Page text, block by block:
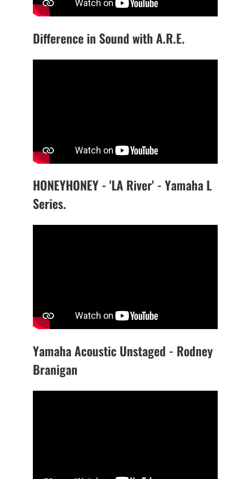
Difference in Sound with A.R.E.
HONEYHONEY - 'LA River' - Yamaha L
Series.
Yamaha Acoustic Unstaged - Rodney
Branigan